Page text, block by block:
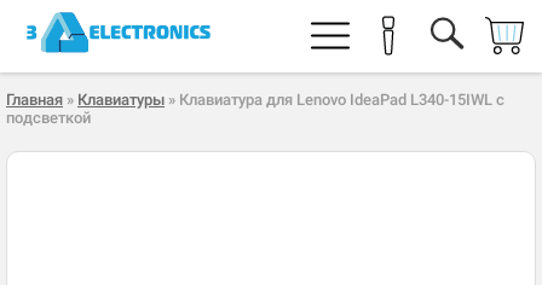
Главная » Клавиатуры » Клавиатура для Lenovo IdeaPad L340-15IWL с
подсветкой